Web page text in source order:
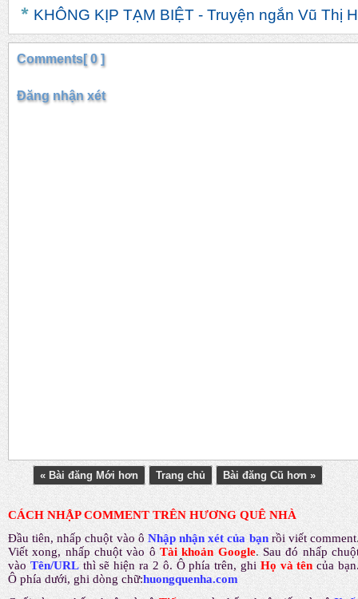
KHÔNG KỊP TẠM BIỆT - Truyện ngắn Vũ Thị
Comments[ 0 ]
Đăng nhận xét
« Bài đăng Mới hơn Trang chủ Bài đăng Cũ hơn »
CÁCH NHẬP COMMENT TRÊN HƯƠNG QUÊ NHÀ
Đầu tiên, nhấp chuột vào ô Nhập nhận xét của bạn rồi viết comment
Viết xong, nhấp chuột vào ô Tài khoản Google. Sau đó nhấp
vào Tên/URL thì sẽ hiện ra 2 ô. Ô phía trên, ghi Họ và tên của
Ô phía dưới, ghi dòng chữ:huongquenha.com